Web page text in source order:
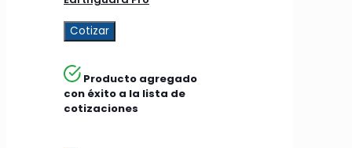
Cotizar
Producto agregado
con éxito a la lista de
cotizaciones